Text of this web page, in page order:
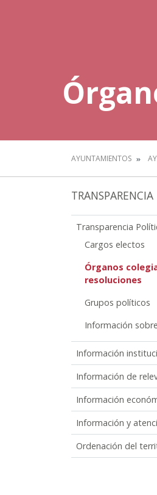
AYUNTAMIENTOS
TRANSPARENCIA
Transparencia
Cargos electos
Órganos
resoluciones
Grupos políticos
Información
Información
Información de
Información
Información y
Ordenación del